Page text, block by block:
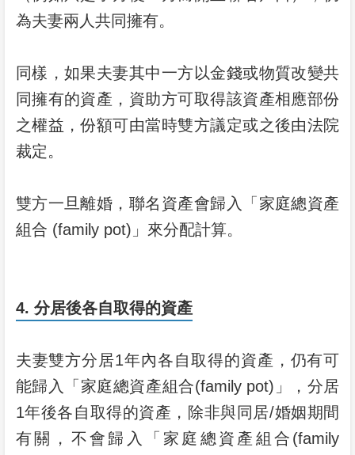
為夫妻兩人共同擁有。
同樣，如果夫妻其中一方以金錢或物質改變共
同擁有的資產，資助方可取得該資產相應部份
之權益，份額可由當時雙方議定或之後由法院
裁定。
雙方一旦離婚，聯名資產會歸入「家庭總資產
組合 (family pot)」來分配計算。
4. 分居後各自取得的資產
夫妻雙方分居1年內各自取得的資產，仍有可
能歸入「家庭總資產組合(family pot)」，分居
1年後各自取得的資產，除非與同居/婚姻期間
有關，不會歸入「家庭總資產組合(family